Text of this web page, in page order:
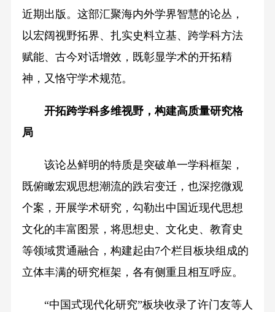
近期出版。这部汇聚海内外学界智慧的论丛，
以宏阔视野拓界、扎实史料立基、跨学科方法
赋能、古今对话增效，既彰显学术的开拓精
神，又恪守学术规范。
开拓跨学科多维视野，构建高质量研究格
局
该论丛鲜明的特质是突破单一学科框架，
既俯瞰宏观思想潮流的跌宕变迁，也深挖微观
个案，开展学术研究，勾勒出中国近现代思想
文化的丰富图景，将思想史、文化史、教育史
等领域贯通融合，构建起由7个栏目板块组成的
立体丰满的研究框架，各有侧重且相互呼应。
“中国式现代化研究”板块收录了许门友等人